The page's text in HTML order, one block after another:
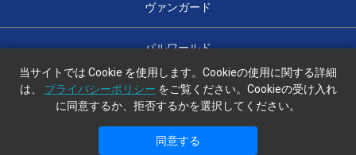
ヴァンガード
パルワールド
copyright (c) 光のハコ舟 all rights reserved.
当サイトでは Cookie を使用します。Cookieの使用に関する詳細
は、 プライバシーポリシー をご覧ください。Cookieの受け入れ
に同意するか、拒否するかを選択してください。
同意する